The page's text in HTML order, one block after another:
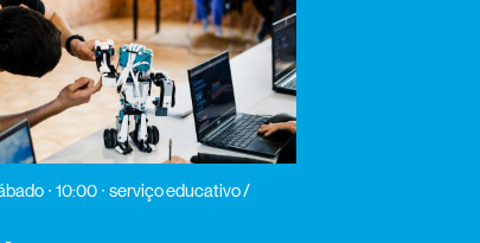
10:00 serviço educativo /